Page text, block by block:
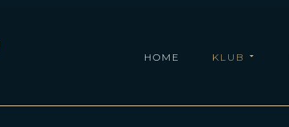
HOME KLUB